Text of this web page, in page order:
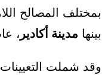
بمختلف المصالح
بينها مدينة أكادير ،
وقد شملت